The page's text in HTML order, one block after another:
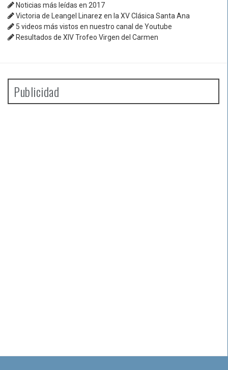
Noticias más leídas en 2017
Victoria de Leangel Linarez en la XV Clásica Santa Ana
5 videos más vistos en nuestro canal de Youtube
Resultados de XIV Trofeo Virgen del Carmen
Publicidad